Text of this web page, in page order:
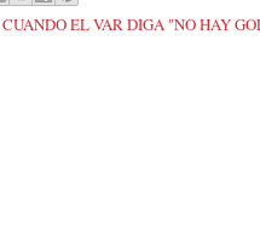
CUANDO EL VAR DIGA "NO HAY